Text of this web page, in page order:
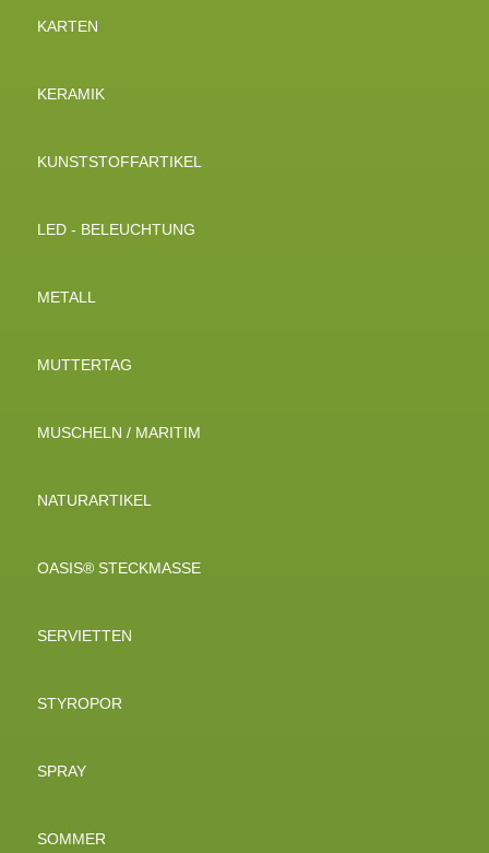
KARTEN
KERAMIK
KUNSTSTOFFARTIKEL
LED - BELEUCHTUNG
METALL
MUTTERTAG
MUSCHELN / MARITIM
NATURARTIKEL
OASIS® STECKMASSE
SERVIETTEN
STYROPOR
SPRAY
SOMMER